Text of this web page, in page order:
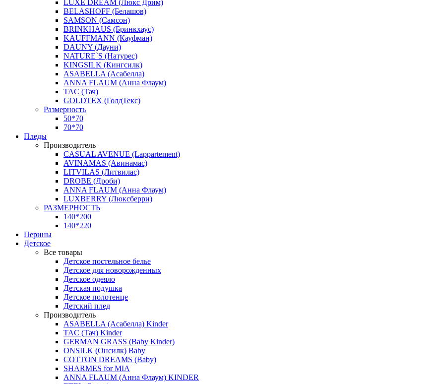
LUXE DREAM (Люкс Дрим)
BELASHOFF (Белашов)
SAMSON (Самсон)
BRINKHAUS (Бринкхаус)
KAUFFMANN (Кауфман)
DAUNY (Дауни)
NATURE`S (Натурес)
KINGSILK (Кингсилк)
ASABELLA (Асабелла)
ANNA FLAUM (Анна Флаум)
TAC (Тач)
GOLDTEX (ГолдТекс)
Размерность
50*70
70*70
Пледы
Производитель
CASUAL AVENUE (Lappartement)
AVINAMAS (Авинамас)
LITVILAS (Литвилас)
DROBE (Дроби)
ANNA FLAUM (Анна Флаум)
LUXBERRY (Люксберри)
РАЗМЕРНОСТЬ
140*200
140*220
Перины
Детское
Все товары
Детское постельное белье
Детское для новорожденных
Детское одеяло
Детская подушка
Детское полотенце
Детский плед
Производитель
ASABELLA (Асабелла) Kinder
TAC (Тач) Kinder
GERMAN GRASS (Baby Kinder)
ONSILK (Онсилк) Baby
COTTON DREAMS (Baby)
SHARMES for MIA
ANNA FLAUM (Анна Флаум) KINDER